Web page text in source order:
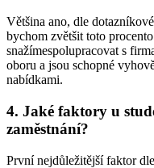
Většina ano, dle
bychom zvětšit toto
snažímespolupracovat s
oboru a jsou schopné
nabídkami.
4. Jaké faktory u
zaměstnání?
První nejdůležitější faktor